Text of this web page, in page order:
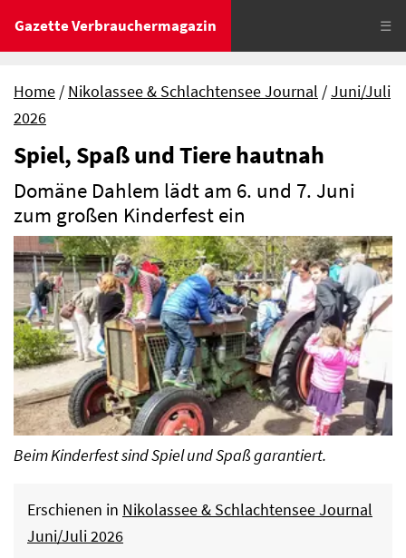
Gazette Verbrauchermagazin ☰
Home Nikolassee & Schlachtensee Journal
Juni/Juli
2026
Spiel, Spaß und Tiere hautnah
Domäne Dahlem lädt am 6. und 7. Juni
zum großen Kinderfest ein
Beim Kinderfest sind Spiel und Spaß garantiert.
Erschienen in Nikolassee & Schlachtensee Journal
Juni/Juli 2026